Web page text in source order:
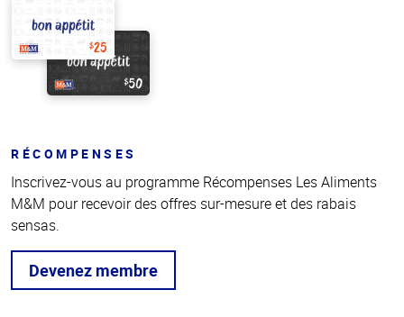
RÉCOMPENSES
Inscrivez-vous au programme Récompenses Les Aliments
M&M pour recevoir des offres sur-mesure et des rabais
sensas.
Devenez membre